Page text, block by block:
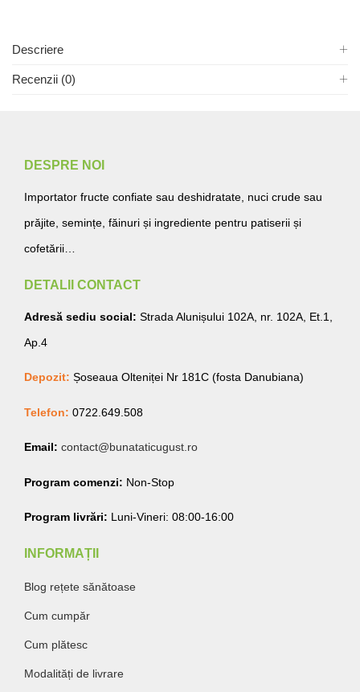
Descriere
Recenzii (0)
DESPRE NOI
Importator fructe confiate sau deshidratate, nuci crude sau
prăjite, semințe, făinuri și ingrediente pentru patiserii și
cofetării…
DETALII CONTACT
Adresă sediu social: Strada Alunișului 102A, nr. 102A, Et.1,
Ap.4
Depozit: Șoseaua Olteniței Nr 181C (fosta Danubiana)
Telefon: 0722.649.508
Email: contact@bunataticugust.ro
Program comenzi: Non-Stop
Program livrări: Luni-Vineri: 08:00-16:00
INFORMAȚII
Blog rețete sănătoase
Cum cumpăr
Cum plătesc
Modalități de livrare